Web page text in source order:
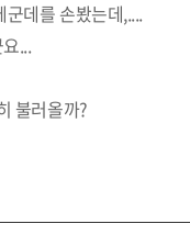
데를 손봤는데,....
...
불러올까?